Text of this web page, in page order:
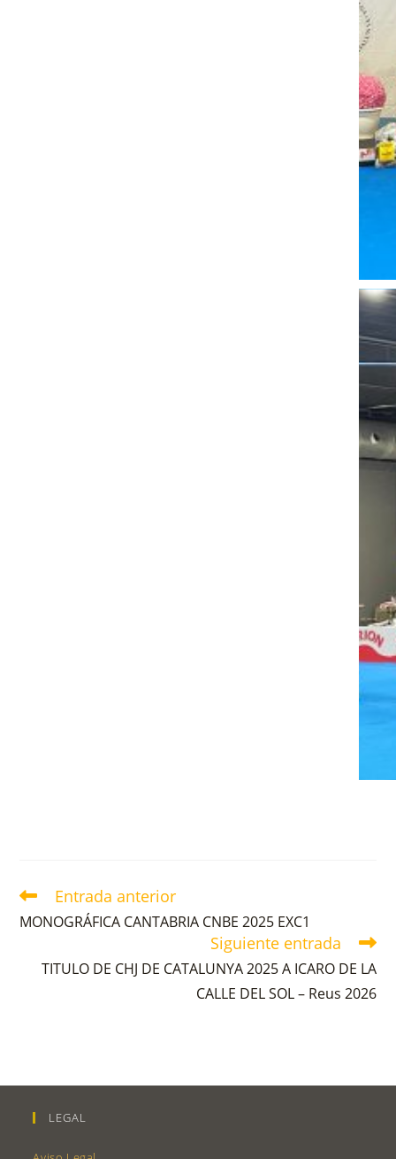
Entrada anterior
MONOGRÁFICA CANTABRIA CNBE 2025 EXC1
Siguiente entrada
TITULO DE CHJ DE CATALUNYA 2025 A ICARO DE LA
CALLE DEL SOL – Reus 2026
LEGAL